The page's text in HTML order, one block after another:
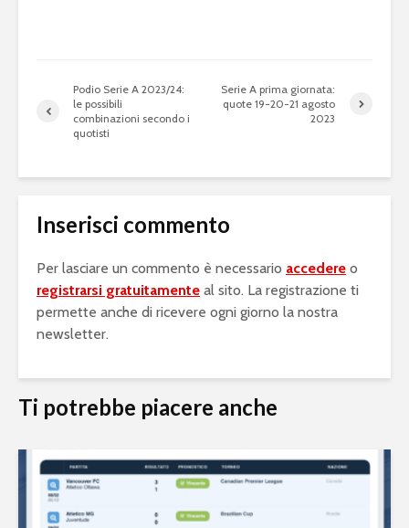
Podio Serie A 2023/24:
le possibili
combinazioni secondo i
quotisti
Serie A prima giornata:
quote 19-20-21 agosto
2023
Inserisci commento
Per lasciare un commento è necessario accedere o
registrarsi gratuitamente al sito. La registrazione ti
permette anche di ricevere ogni giorno la nostra
newsletter.
Ti potrebbe piacere anche